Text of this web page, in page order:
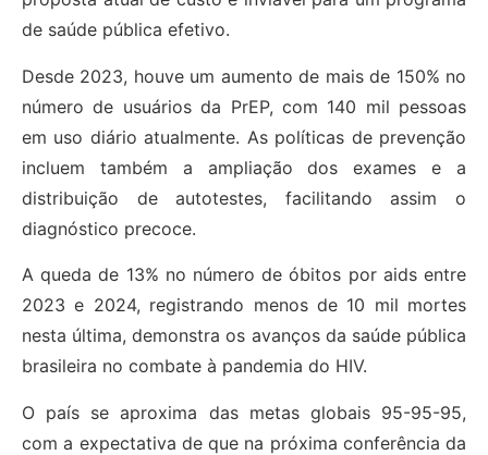
de saúde pública efetivo.
Desde 2023, houve um aumento de mais de 150% no
número de usuários da PrEP, com 140 mil pessoas
em uso diário atualmente. As políticas de prevenção
incluem também a ampliação dos exames e a
distribuição de autotestes, facilitando assim o
diagnóstico precoce.
A queda de 13% no número de óbitos por aids entre
2023 e 2024, registrando menos de 10 mil mortes
nesta última, demonstra os avanços da saúde pública
brasileira no combate à pandemia do HIV.
O país se aproxima das metas globais 95-95-95,
com a expectativa de que na próxima conferência da